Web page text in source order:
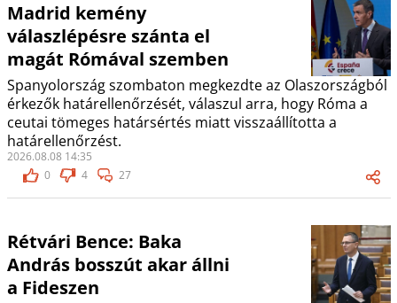
Madrid kemény
válaszlépésre szánta el
magát Rómával szemben
Spanyolország szombaton megkezdte az Olaszországból
érkezők határellenőrzését, válaszul arra, hogy Róma a
ceutai tömeges határsértés miatt visszaállította a
határellenőrzést.
2026.08.08 14:35
0
4 27
Rétvári Bence: Baka
András bosszút akar állni
a Fideszen